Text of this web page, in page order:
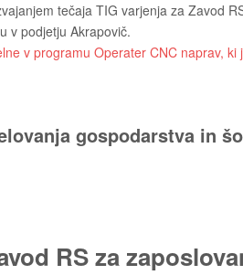
tečaja TIG varjenja za Zavod
v podjetju Akrapovič.
v programu Operater CNC naprav,
gospodarstva in
RS za